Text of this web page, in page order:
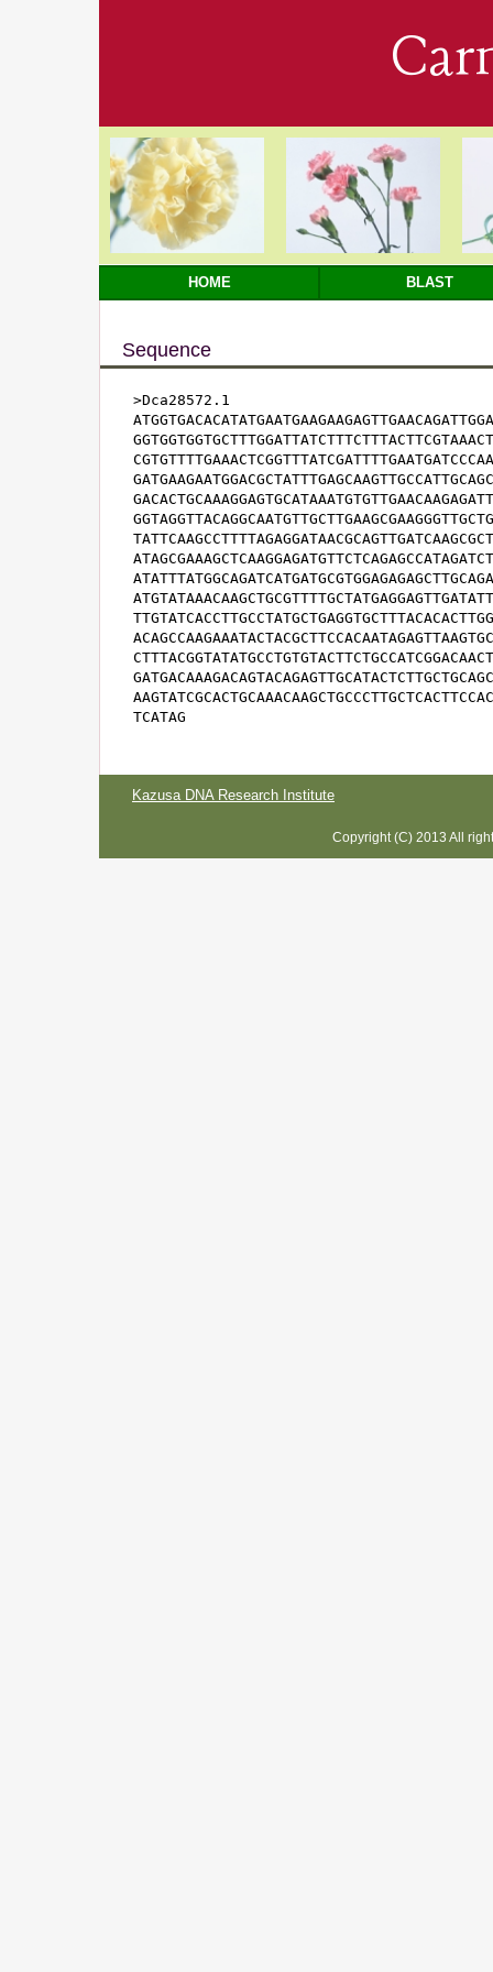
HOME BLAST
Sequence
>Dca28572.1
TCATAG
Kazusa DNA Research Institute
Copyright (C) 2013 All